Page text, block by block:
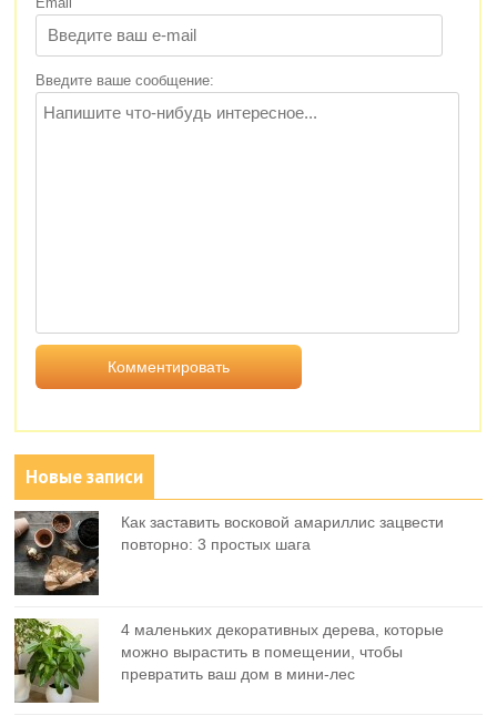
Введите ваше сообщение:
Новые записи
Как заставить восковой амариллис зацвести
повторно: 3 простых шага
4 маленьких декоративных дерева, которые
можно вырастить в помещении, чтобы
превратить ваш дом в мини-лес